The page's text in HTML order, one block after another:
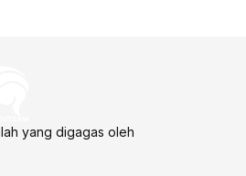
yang digagas oleh